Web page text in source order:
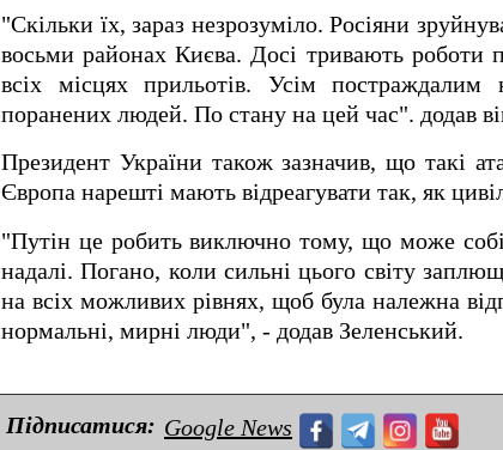
"Скільки їх, зараз незрозуміло. Росіяни
восьми районах Києва. Досі тривають роботи
всіх місцях прильотів. Усім
поранених людей. По стану на цей час". додав
Президент України також зазначив, що такі
Європа нарешті мають відреагувати так, як
"Путін це робить виключно тому, що може
надалі. Погано, коли сильні цього світу
на всіх можливих рівнях, щоб була належна
нормальні, мирні люди", - додав Зеленський.
Підписатися: Google News